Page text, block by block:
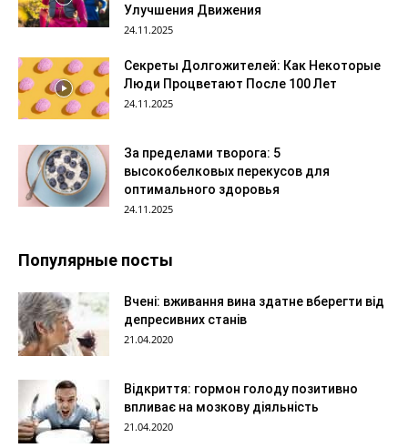
Улучшения Движения
24.11.2025
Секреты Долгожителей: Как Некоторые
Люди Процветают После 100 Лет
24.11.2025
За пределами творога: 5
высокобелковых перекусов для
оптимального здоровья
24.11.2025
Популярные посты
Вчені: вживання вина здатне вберегти від
депресивних станів
21.04.2020
Відкриття: гормон голоду позитивно
впливає на мозкову діяльність
21.04.2020